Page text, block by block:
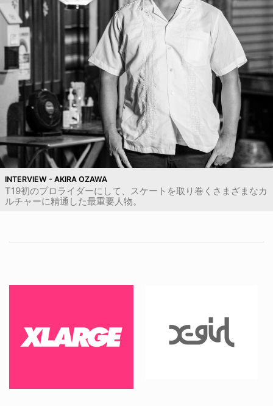
INTERVIEW - AKIRA OZAWA
T19初のプロライダーにして、スケートを取り巻くさまざまなカ
ルチャーに精通した最重要人物。